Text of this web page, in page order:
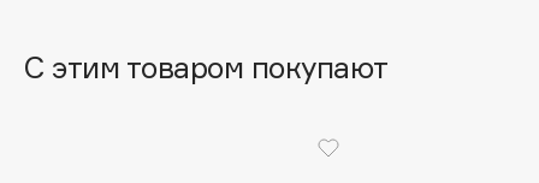
Beauty Pati
С этим товаром покупают